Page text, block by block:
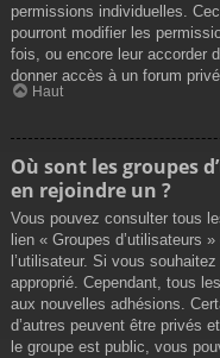
permissions individuelles.
pourront modifier les
fois, ou encore leur accorder
donner accès à un forum privé.
Haut
Où sont les groupes
en rejoindre un ?
Vous pouvez consulter tous
lien « Groupes d’utilisateurs
l’utilisateur. Si vous
approprié. Cependant, tous
aux nouvelles adhésions.
d’autres peuvent être privés
le groupe est public, vous